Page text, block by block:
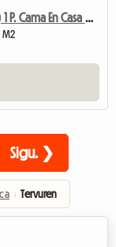
Amplia Habitación Amueblada (18m2) 1 P. Cama En Casa Del Artista
M2
Sigu. ❯
› Tervuren